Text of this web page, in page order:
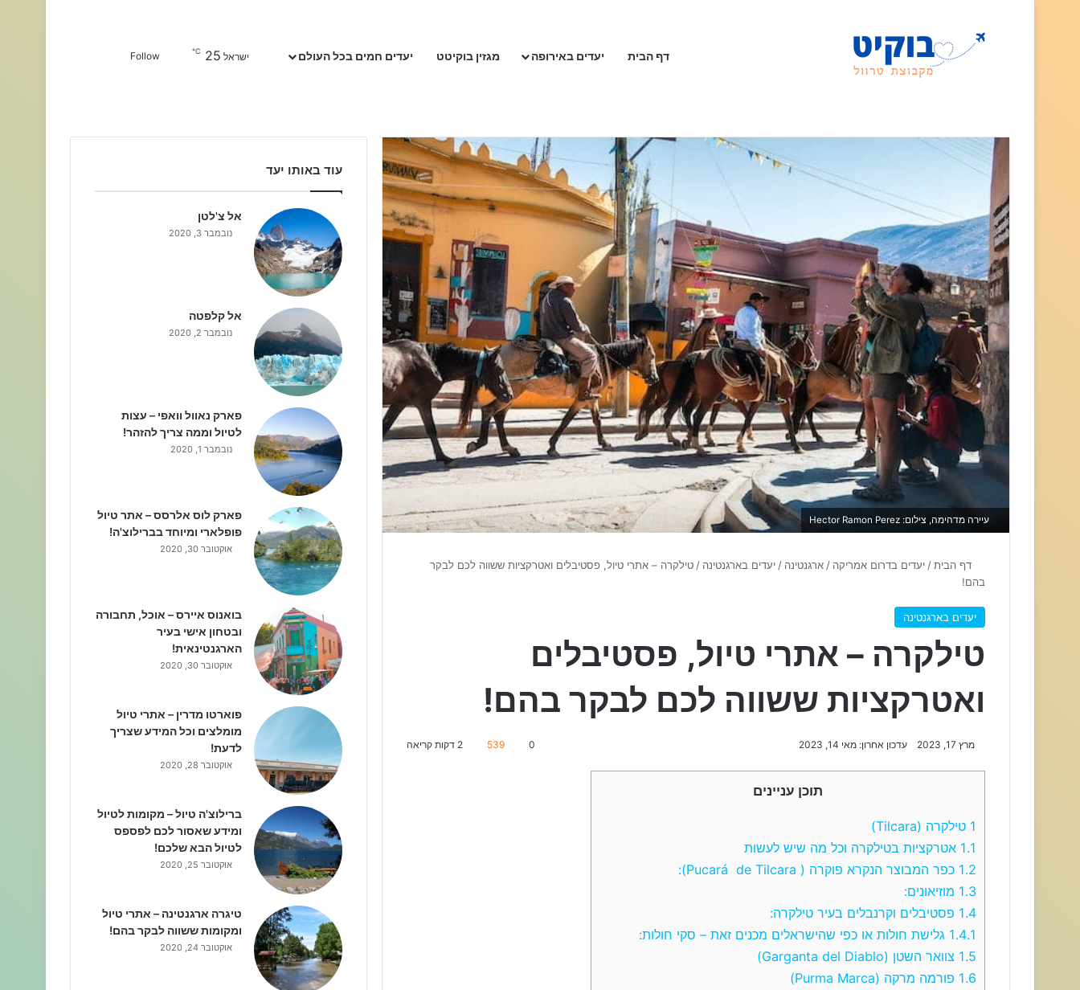
דף הבית יעדים באירופה מגזין בוקיטט יעדים חמים בכל העולם ישראל 25
℃
Follow
עיירה מדהימה, צילום: Hector Ramon Perez
דף הבית/יעדים בדרום אמריקה /ארגנטינה /יעדים בארגנטינה /טילקרה – אתרי טיול, פסטיבלים ואטרקציות ששווה לכם לבקר
בהם!
יעדים בארגנטינה
טילקרה – אתרי טיול, פסטיבלים
ואטרקציות ששווה לכם לבקר בהם!
מרץ 17, 2023 עדכון אחרון: מאי 14, 2023 0
539
תוכן עניינים
1 טילקרה (Tilcara)
1.1 אטרקציות בטילקרה וכל מה שיש לעשות
1.2 כפר המבוצר הנקרא פוקרה ( Pucará de Tilcara):
1.3 מוזיאונים:
1.4 פסטיבלים וקרנבלים בעיר טילקרה:
1.4.1 גלישת חולות או כפי שהישראלים מכנים זאת – סקי חולות:
1.5 צוואר השטן (Garganta del Diablo)
1.6 פורמה מרקה (Purma Marca)
עוד באותו יעד
אל צ'לטן
נובמבר 3, 2020
אל קלפטה
נובמבר 2, 2020
פארק נאוול וואפי – עצות
לטיול וממה צריך להזהר!
נובמבר 1, 2020
פארק לוס אלרסס – אתר טיול
פופלארי ומיוחד בברילוצ'ה!
אוקטובר 30, 2020
בואנוס איירס – אוכל, תחבורה
ובטחון אישי בעיר
הארגנטינאית!
אוקטובר 30, 2020
פוארטו מדרין – אתרי טיול
מומלצים וכל המידע שצריך
לדעת!
אוקטובר 28, 2020
ברילוצ'ה טיול – מקומות לטיול
ומידע שאסור לכם לפספס
לטיול הבא שלכם!
אוקטובר 25, 2020
טיגרה ארגנטינה – אתרי טיול
ומקומות ששווה לבקר בהם!
אוקטובר 24, 2020